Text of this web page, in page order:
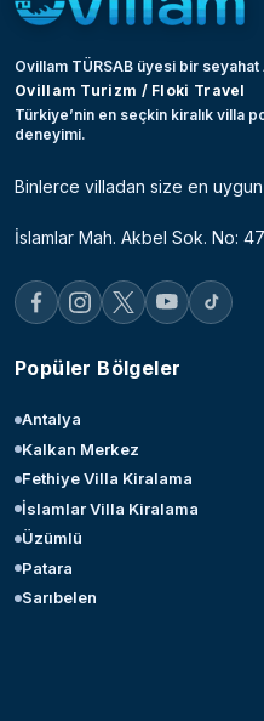
Ovillam TÜRSAB üyesi bir seyahat
Ovillam Turizm / Floki Travel
Türkiye’nin en seçkin kiralık villa
deneyimi.
Binlerce villadan size en uygun
İslamlar Mah. Akbel Sok. No:
Popüler Bölgeler
Antalya
Kalkan Merkez
Fethiye Villa Kiralama
İslamlar Villa Kiralama
Üzümlü
Patara
Sarıbelen